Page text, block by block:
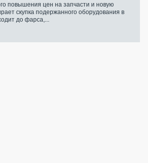
повышения цен на запчасти и новую
скупка подержанного оборудования в
до фарса,...